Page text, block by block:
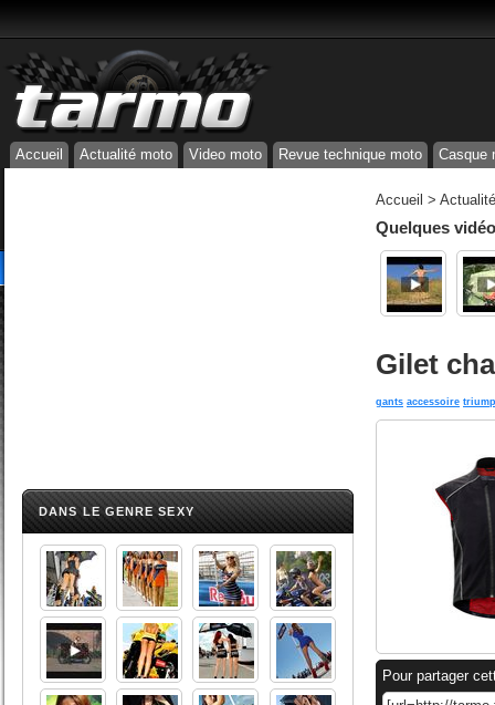
Accueil Actualité moto Video moto Revue technique moto Casque
DANS LE GENRE SEXY
Accueil >
Quelques
Gilet
gants accessoire
Pour partager